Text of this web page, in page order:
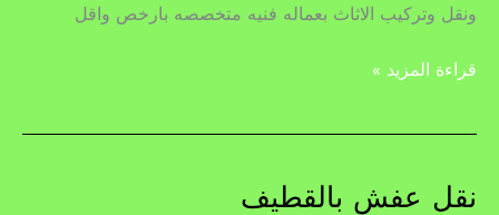
ونقل وتركيب الاثاث بعماله فنيه متخصصه بارخص واقل
قراءة المزيد »
نقل عفش بالقطيف
نقل